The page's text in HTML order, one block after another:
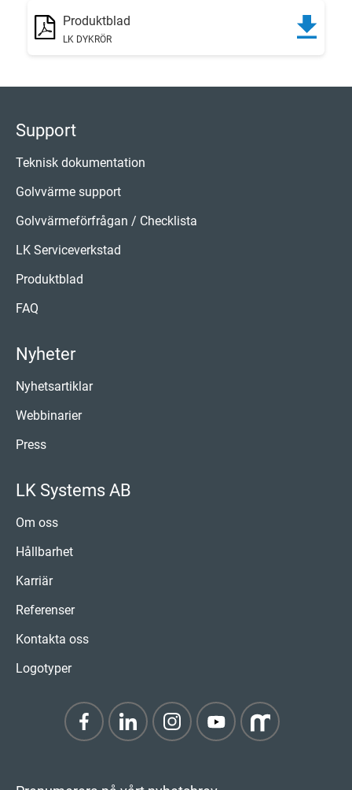
Produktblad
LK DYKRÖR
Support
Teknisk dokumentation
Golvvärme support
Golvvärmeförfrågan / Checklista
LK Serviceverkstad
Produktblad
FAQ
Nyheter
Nyhetsartiklar
Webbinarier
Press
LK Systems AB
Om oss
Hållbarhet
Karriär
Referenser
Kontakta oss
Logotyper